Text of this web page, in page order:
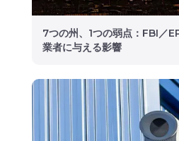
7つの州、1つの弱点：FBI／
業者に与える影響